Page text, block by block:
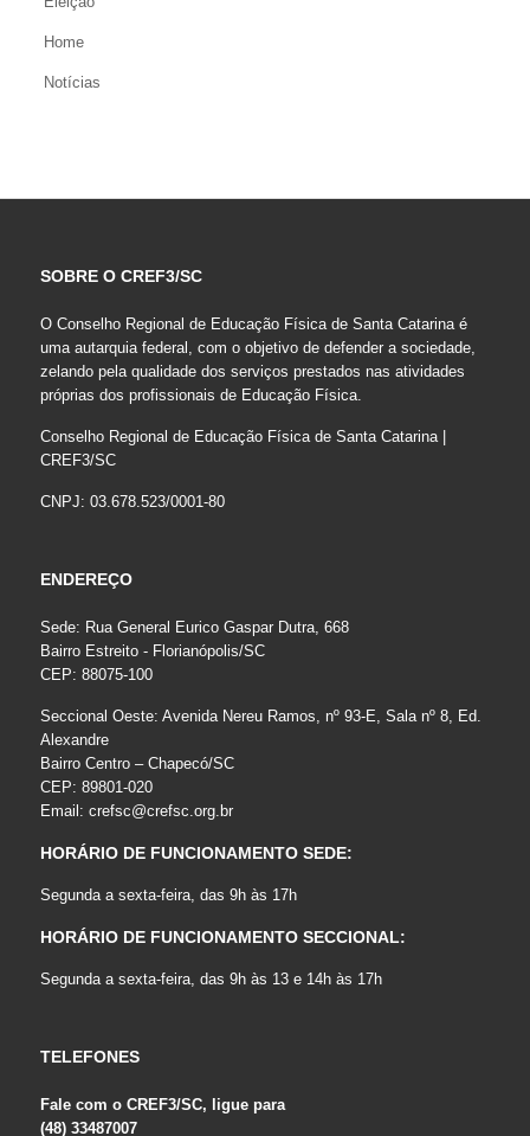
Home
Notícias
SOBRE O CREF3/SC
O Conselho Regional de Educação Física de Santa Catarina é
uma autarquia federal, com o objetivo de defender a sociedade,
zelando pela qualidade dos serviços prestados nas atividades
próprias dos profissionais de Educação Física.
Conselho Regional de Educação Física de Santa Catarina |
CREF3/SC
CNPJ: 03.678.523/0001-80
ENDEREÇO
Sede: Rua General Eurico Gaspar Dutra, 668
Bairro Estreito - Florianópolis/SC
CEP: 88075-100
Seccional Oeste: Avenida Nereu Ramos, nº 93-E, Sala nº 8, Ed.
Alexandre
Bairro Centro – Chapecó/SC
CEP: 89801-020
Email: crefsc@crefsc.org.br
HORÁRIO DE FUNCIONAMENTO SEDE:
Segunda a sexta-feira, das 9h às 17h
HORÁRIO DE FUNCIONAMENTO SECCIONAL:
Segunda a sexta-feira, das 9h às 13 e 14h às 17h
TELEFONES
Fale com o CREF3/SC, ligue para
(48) 33487007